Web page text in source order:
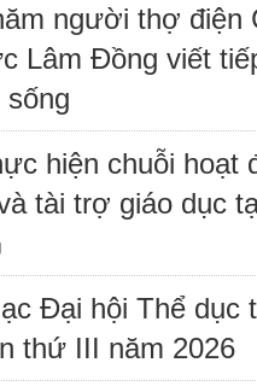
người thợ điện
Lâm Đồng viết
hiện chuỗi hoạt
tài trợ giáo dục
Đại hội Thể dục
thứ III năm 2026